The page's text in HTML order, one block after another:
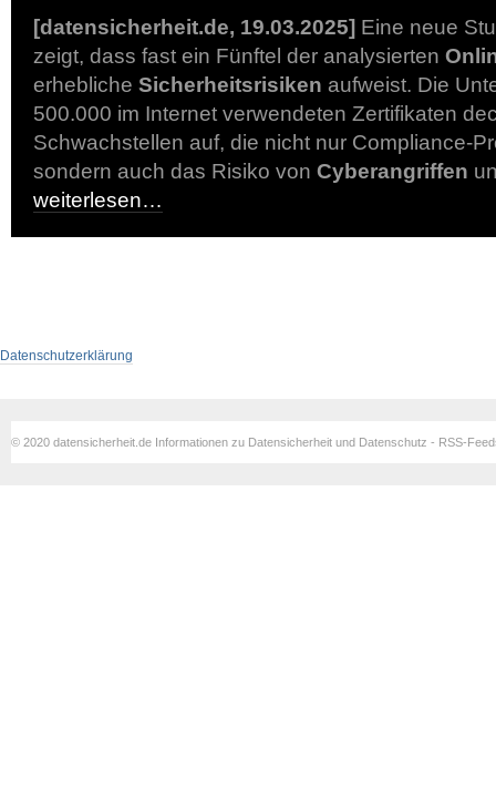
[datensicherheit.de, 19.03.2025] Eine neue
zeigt, dass fast ein Fünftel der analysierten
erhebliche Sicherheitsrisiken aufweist. Die
500.000 im Internet verwendeten Zertifikaten
Schwachstellen auf, die nicht nur Compliance-
sondern auch das Risiko von Cyberangriffen
weiterlesen…
Datenschutzerklärung
© 2020 datensicherheit.de Informationen zu Datensicherheit und Datenschutz - RSS-